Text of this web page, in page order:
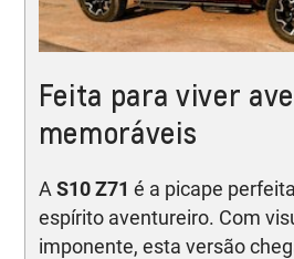
Feita para viver
memoráveis
A S10 Z71 é a picape
espírito aventureiro. Com
imponente, esta versão